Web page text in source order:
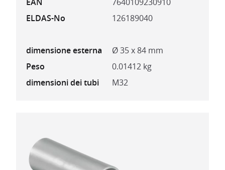
ELDAS-No
126189040
dimensione esterna
Ø 35 x 84 mm
Peso
0.01412 kg
dimensioni dei tubi
M32